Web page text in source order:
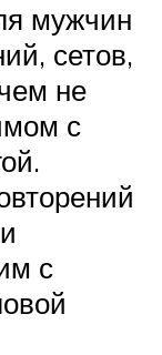
мужчин
сетов,
не
с
с